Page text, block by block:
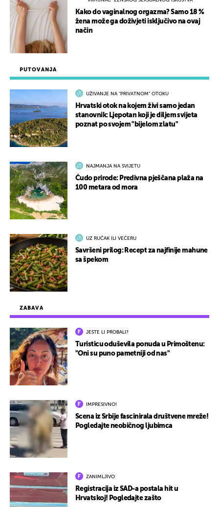
ZABAVA
JESTE LI PROBALI?
Turisticu oduševila ponuda u Primoštenu:
"Oni su puno pametniji od nas"
IMPRESIVNO!
Scena iz Srbije fascinirala društvene mreže!
Pogledajte neobičnog ljubimca
ZANIMLJIVO
Registracija iz SAD-a postala hit u
Hrvatskoj! Pogledajte zašto
PUTOVANJA
UŽIVANJE NA "PRIVATNOM" OTOKU
Hrvatski otok na kojem živi samo jedan
stanovnik: Ljepotan koji je diljem svijeta
poznat po svojem "bijelom zlatu"
NAJMANJA NA SVIJETU
Čudo prirode: Predivna pješčana plaža na
100 metara od mora
UZ RUČAK ILI VEČERU
Savršeni prilog: Recept za najfinije mahune
sa špekom
Kako do vaginalnog orgazma? Samo 18 %
žena može ga doživjeti isključivo na ovaj
način